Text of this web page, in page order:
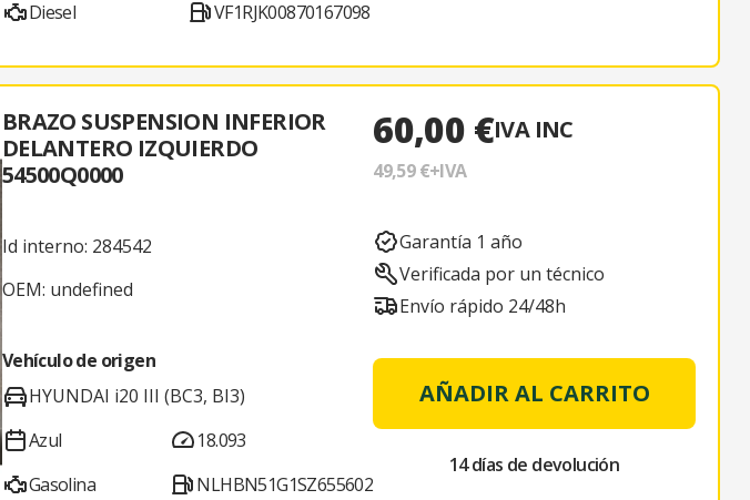
Diesel
VF1RJK00870167098
BRAZO SUSPENSION INFERIOR
DELANTERO IZQUIERDO
54500Q0000
Id interno: 284542
OEM: undefined
Vehículo de origen
HYUNDAI i20 III (BC3, BI3)
Azul
Gasolina
18.093
NLHBN51G1SZ655602
60,00 €IVA INC
49,59 €+IVA
Garantía 1 año
Verificada por un técnico
Envío rápido 24/48h
AÑADIR AL CARRITO
14 días de devolución